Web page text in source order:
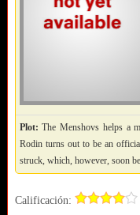
Plot: The Menshovs helps a
Rodin turns out to be an
struck, which, however, soon
Calificación: